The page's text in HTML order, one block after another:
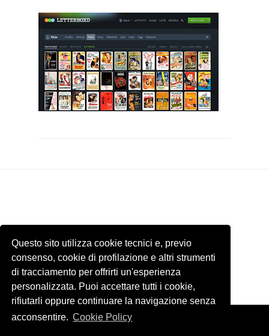
Questo sito utilizza cookie tecnici e, previo
consenso, cookie di profilazione e altri strumenti
di tracciamento per offrirti un'esperienza
personalizzata. Puoi accettare tutti i cookie,
rifiutarli oppure continuare la navigazione senza
acconsentire. Cookie Policy
Template byThemeXpose. Tutti le immagini presenti di questo sito